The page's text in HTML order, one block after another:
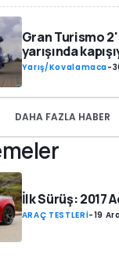
Gran Turismo
yarışında
Yarış/Kovalamaca-
DAHA FAZLA HABER
İlk Sürüş: 2017
ARAÇ TESTLERİ-19